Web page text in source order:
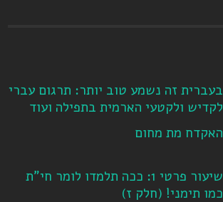
בעברית זה נשמע טוב יותר: תרגום עברי
לקדיש ולקטעי הארמית בתפילה ועוד
האקדח מת מחום
שיעור פרטי 1: ככה תלמדו לומר חי"ת
כמו תימני! ‏(חלק ז‏)